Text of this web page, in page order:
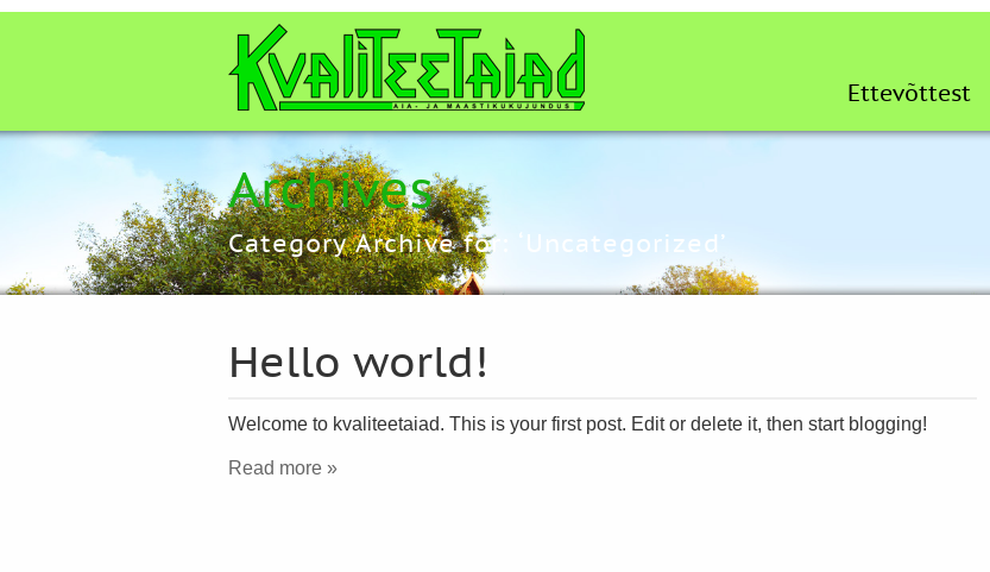
Ettevõttest
Archives
Category Archive for: ‘Uncategorized’
Hello world!
Welcome to kvaliteetaiad. This is your first post. Edit or delete it, then start blogging!
Read more »